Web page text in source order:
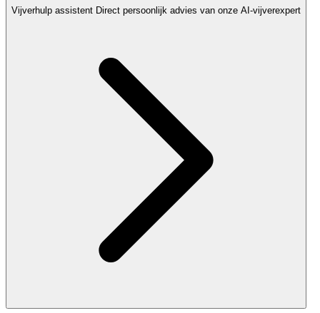
Vijverhulp assistent Direct persoonlijk advies van onze AI-vijverexpert